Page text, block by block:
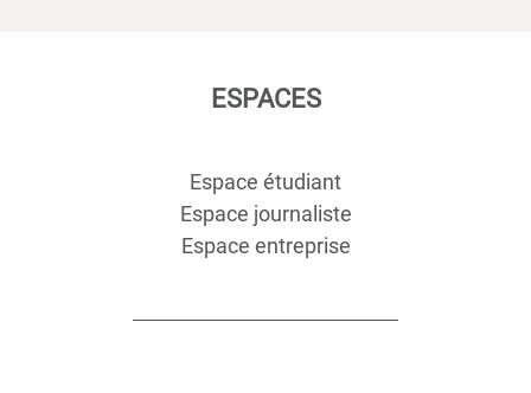
ESPACES
Espace étudiant
Espace journaliste
Espace entreprise